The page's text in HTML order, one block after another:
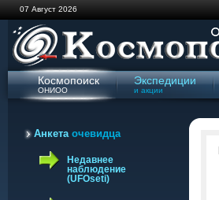
07 Август 2026
Космопоиск
ОНИОО
Экспедиции
и акции
Анкетаочевидца
Недавнее
наблюдение
(UFOseti)